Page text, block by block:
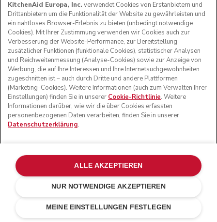
€ 849,00
Was bewirkt die Funktion „Kaffeebohnen
entfernen“? Wie kann ich sie verwenden?
Warum ist es wichtig, die Maschine vor
einer Versendung oder Lagerungsphase
„entdampfen“ zu lassen?
Was sagen andere Kunden?
KitchenAid Europa, Inc. verwendet Cookies von Erstanbietern und
Drittanbietern um die Funktionalität der Website zu gewährleisten und
ein nahtloses Browser-Erlebnis zu bieten (unbedingt notwendige
Cookies). Mit Ihrer Zustimmung verwenden wir Cookies auch zur
Verbesserung der Website-Performance, zur Bereitstellung
zusätzlicher Funktionen (funktionale Cookies), statistischer Analysen
und Reichweitenmessung (Analyse-Cookies) sowie zur Anzeige von
Werbung, die auf Ihre Interessen und Ihre Internetsuchgewohnheiten
zugeschnitten ist – auch durch Dritte und andere Plattformen
(Marketing-Cookies). Weitere Informationen (auch zum Verwalten Ihrer
Einstellungen) finden Sie in unserer Cookie-Richtlinie. Weitere
Informationen darüber, wie wir die über Cookies erfassten
personenbezogenen Daten verarbeiten, finden Sie in unserer
Datenschutzerklärung.
MEINE EINSTELLUNGEN FESTLEGEN
NUR NOTWENDIGE AKZEPTIEREN
ALLE AKZEPTIEREN